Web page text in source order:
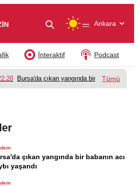
— Ankara
Podcast
İnteraktif
Bursa'da çıkan yangında bir babanın acı
Tümü
çıkan yangında bir babanın acı
yaşandı